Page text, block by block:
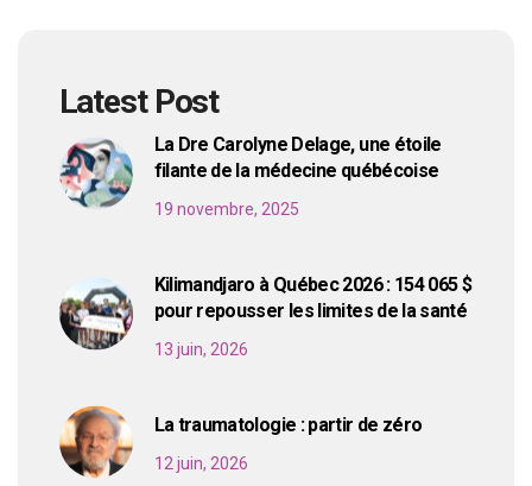
Latest Post
La Dre Carolyne Delage, une étoile
filante de la médecine québécoise
19 novembre, 2025
Kilimandjaro à Québec 2026 : 154 065 $
pour repousser les limites de la santé
13 juin, 2026
La traumatologie : partir de zéro
12 juin, 2026